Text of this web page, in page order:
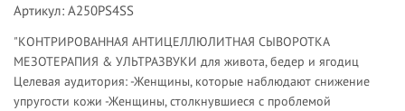
Артикул: A250PS4SS
"КОНТРИРОВАННАЯ АНТИЦЕЛЛЮЛИТНАЯ СЫВОРОТКА
МЕЗОТЕРАПИЯ & УЛЬТРАЗВУКИ для живота, бедер и ягодиц
Целевая аудитория: -Женщины, которые наблюдают снижение
упругости кожи -Женщины, столкнувшиеся с проблемой